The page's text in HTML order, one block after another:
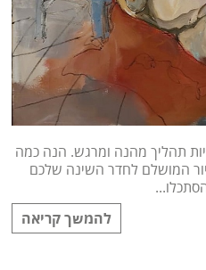
תהליך מהנה ומרגש. הנה כמה
המושלם לחדר השינה שלכם
להמשך קריאה